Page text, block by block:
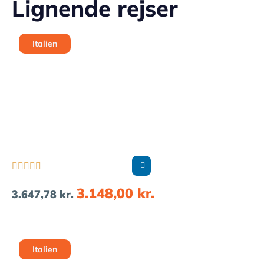
Lignende rejser
Italien
    
3.647,78kr. 3.148,00 kr.
Italien